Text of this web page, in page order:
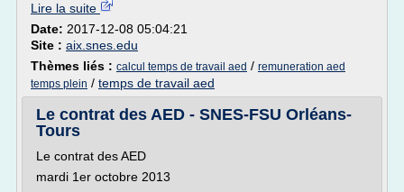
Lire la suite
Date: 2017-12-08 05:04:21
Site : aix.snes.edu
Thèmes liés : calcul temps de travail aed / remuneration aed
temps plein / temps de travail aed
Le contrat des AED - SNES-FSU Orléans-
Tours
Le contrat des AED
mardi 1er octobre 2013